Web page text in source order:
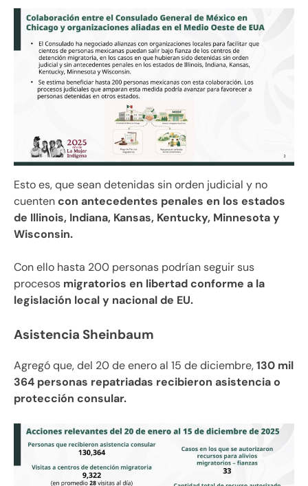
Esto es, que sean detenidas sin orden judicial y no
cuentencon antecedentes penales en los estados
de Illinois, Indiana, Kansas, Kentucky, Minnesota y
Wisconsin.
Con ello hasta 200 personas podrían seguir sus
procesos migratorios en libertad conforme a la
legislación local y nacional de EU.
Asistencia Sheinbaum
Agregó que, del 20 de enero al 15 de diciembre,130 mil
364 personas repatriadas recibieron asistencia o
protección consular.